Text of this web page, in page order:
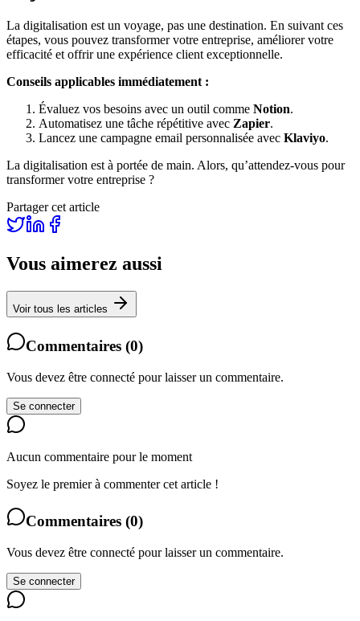
La digitalisation est un voyage, pas une destination. En suivant ces
étapes, vous pouvez transformer votre entreprise, améliorer votre
efficacité et offrir une expérience client exceptionnelle.
Conseils applicables immédiatement :
Évaluez vos besoins avec un outil comme Notion.
Automatisez une tâche répétitive avec Zapier.
Lancez une campagne email personnalisée avec Klaviyo.
La digitalisation est à portée de main. Alors, qu’attendez-vous pour
transformer votre entreprise ?
Partager cet article
Vous aimerez aussi
Voir tous les articles
Commentaires (0)
Vous devez être connecté pour laisser un commentaire.
Se connecter
Aucun commentaire pour le moment
Soyez le premier à commenter cet article !
Commentaires (0)
Vous devez être connecté pour laisser un commentaire.
Se connecter